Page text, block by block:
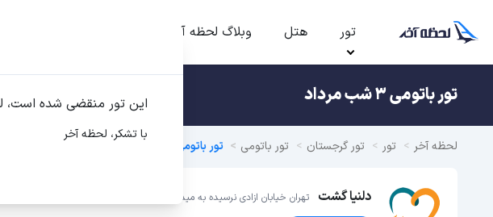
تور هتل وبلاگ لحظه آخر
تور باتومی 3 شب مرداد
لحظه آخر تور تور گرجستان تور باتومی تور باتومی
دلنیا گشت تهران خیابان ازادی نرسیده به میدان انقلاب خ نوفلاح پ 62 ط 3واحد6
این تور منقضی شده است،
با تشکر، لحظه آخر